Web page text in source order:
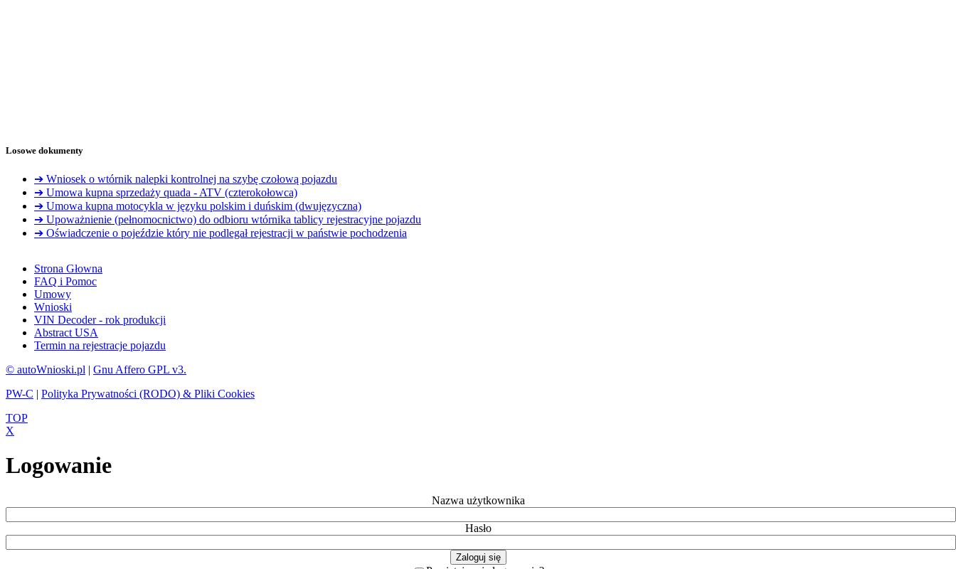
Losowe dokumenty
➔ Wniosek o wtórnik nalepki kontrolnej na szybę czołową pojazdu
➔ Umowa kupna sprzedaży quada - ATV (czterokołowca)
➔ Umowa kupna motocykla w języku polskim i duńskim (dwujęzyczna)
➔ Upoważnienie (pełnomocnictwo) do odbioru wtórnika tablicy rejestracyjne pojazdu
➔ Oświadczenie o pojeździe który nie podlegał rejestracji w państwie pochodzenia
Strona Głowna
FAQ i Pomoc
Umowy
Wnioski
VIN Decoder - rok produkcji
Abstract USA
Termin na rejestracje pojazdu
© autoWnioski.pl | Gnu Affero GPL v3.
PW-C | Polityka Prywatności (RODO) & Pliki Cookies
TOP
X
Logowanie
Nazwa użytkownika
Hasło